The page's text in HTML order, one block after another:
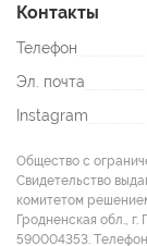
Контакты
Телефон
Эл. почта
Instagram
Общество с
Свидетельство
комитетом
Гродненская обл.,
590004353.